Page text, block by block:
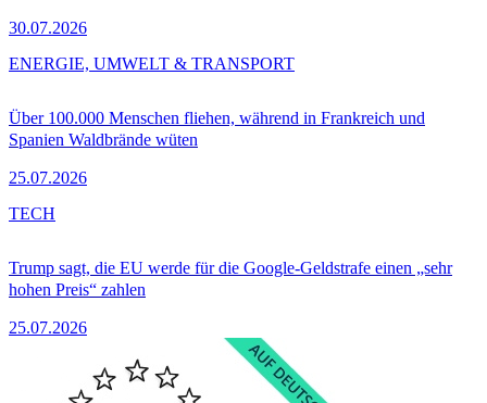
30.07.2026
Über 100.000 Menschen fliehen, während in Frankreich und
Spanien Waldbrände wüten
25.07.2026
ENERGIE, UMWELT & TRANSPORT
Trump sagt, die EU werde für die Google-Geldstrafe einen „sehr
hohen Preis“ zahlen
25.07.2026
TECH